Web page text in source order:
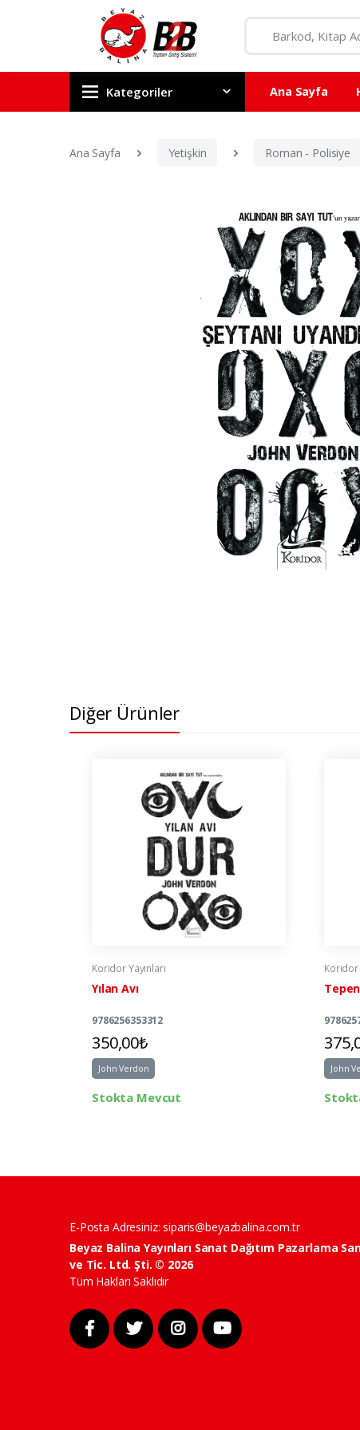
Kategoriler Ana Sayfa
Ana Sayfa Yetişkin Roman - Polisiye
Diğer Ürünler
Koridor Yayınları
Yılan Avı
9786256353312
350,00₺
John Verdon
Stokta Mevcut
Koridor
John
E-Posta Adresiniz:siparis@beyazbalina.com.tr
Beyaz Balina Yayınları Sanat Dağıtım Pazarlama
ve Tic. Ltd. Şti. © 2026
Tüm Hakları Saklıdır